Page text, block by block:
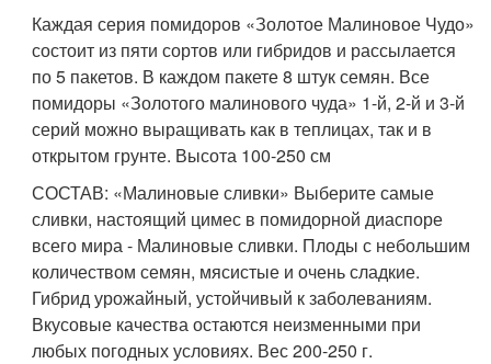
Каждая серия помидоров «Золотое Малиновое Чудо»
состоит из пяти сортов или гибридов и рассылается
по 5 пакетов. В каждом пакете 8 штук семян. Все
помидоры «Золотого малинового чуда» 1-й, 2-й и 3-й
серий можно выращивать как в теплицах, так и в
открытом грунте. Высота 100-250 см
СОСТАВ: «Малиновые сливки» Выберите самые
сливки, настоящий цимес в помидорной диаспоре
всего мира - Малиновые сливки. Плоды с небольшим
количеством семян, мясистые и очень сладкие.
Гибрид урожайный, устойчивый к заболеваниям.
Вкусовые качества остаются неизменными при
любых погодных условиях. Вес 200-250 г.